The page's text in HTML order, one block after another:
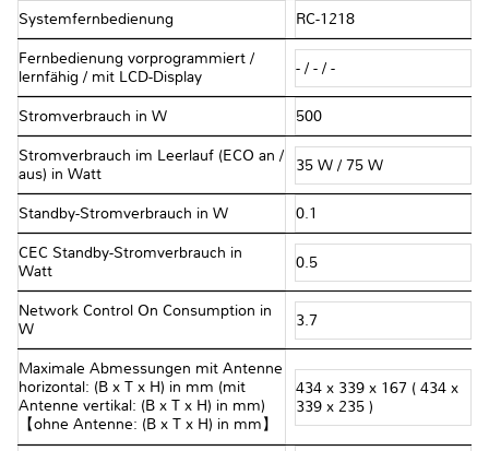
Systemfernbedienung RC-1218
Fernbedienung vorprogrammiert /
lernfähig / mit LCD-Display
- / - / -
Stromverbrauch in W 500
Stromverbrauch im Leerlauf (ECO an /
aus) in Watt
35 W / 75 W
Standby-Stromverbrauch in W 0.1
CEC Standby-Stromverbrauch in
Watt
0.5
Network Control On Consumption in
W
3.7
Maximale Abmessungen mit Antenne
horizontal: (B x T x H) in mm (mit
Antenne vertikal: (B x T x H) in mm)
【ohne Antenne: (B x T x H) in mm】
434 x 339 x 167 ( 434 x
339 x 235 )